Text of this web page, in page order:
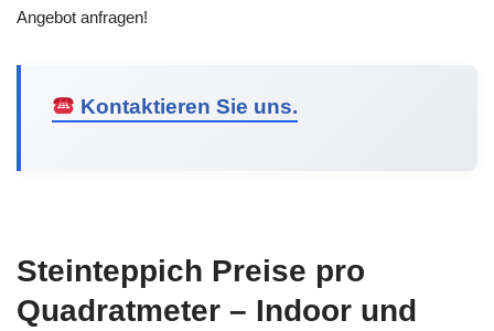
Angebot anfragen!
Kontaktieren Sie uns.
Steinteppich Preise pro
Quadratmeter – Indoor und